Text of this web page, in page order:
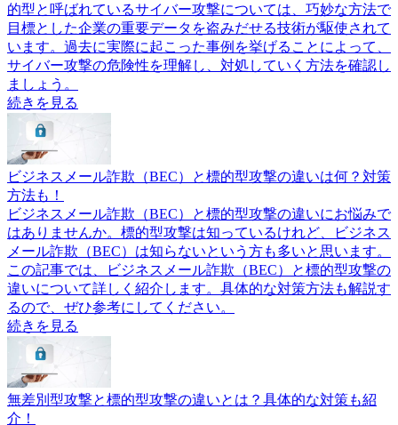
的型と呼ばれているサイバー攻撃については、巧妙な方法で
目標とした企業の重要データを盗みだせる技術が駆使されて
います。過去に実際に起こった事例を挙げることによって、
サイバー攻撃の危険性を理解し、対処していく方法を確認し
ましょう。
続きを見る
ビジネスメール詐欺（BEC）と標的型攻撃の違いは何？対策
方法も！
ビジネスメール詐欺（BEC）と標的型攻撃の違いにお悩みで
はありませんか。標的型攻撃は知っているけれど、ビジネス
メール詐欺（BEC）は知らないという方も多いと思います。
この記事では、ビジネスメール詐欺（BEC）と標的型攻撃の
違いについて詳しく紹介します。具体的な対策方法も解説す
るので、ぜひ参考にしてください。
続きを見る
無差別型攻撃と標的型攻撃の違いとは？具体的な対策も紹
介！